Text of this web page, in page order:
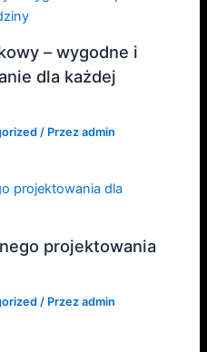
– wygodne i
dla każdej
/ Przezadmin
projektowania
/ Przezadmin